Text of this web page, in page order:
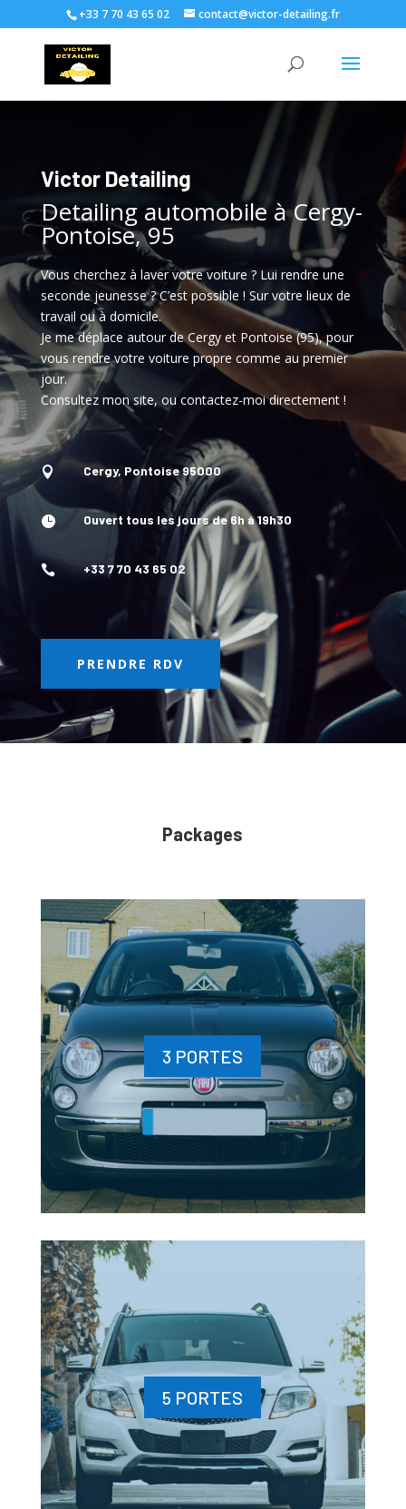
+33 7 70 43 65 02 contact@victor-detailing.fr
Victor Detailing
Detailing automobile à Cergy-
Pontoise, 95
Vous cherchez à laver votre voiture ? Lui rendre une
seconde jeunesse ? C’est possible ! Sur votre lieux de
travail ou à domicile.
Je me déplace autour de Cergy et Pontoise (95), pour
vous rendre votre voiture propre comme au premier
jour.
Consultez mon site, ou contactez-moi directement !
 Cergy, Pontoise 95000
 Ouvert tous les jours de 6h à 19h30
 +33 7 70 43 65 02
PRENDRE RDV
Packages
3 PORTES
5 PORTES